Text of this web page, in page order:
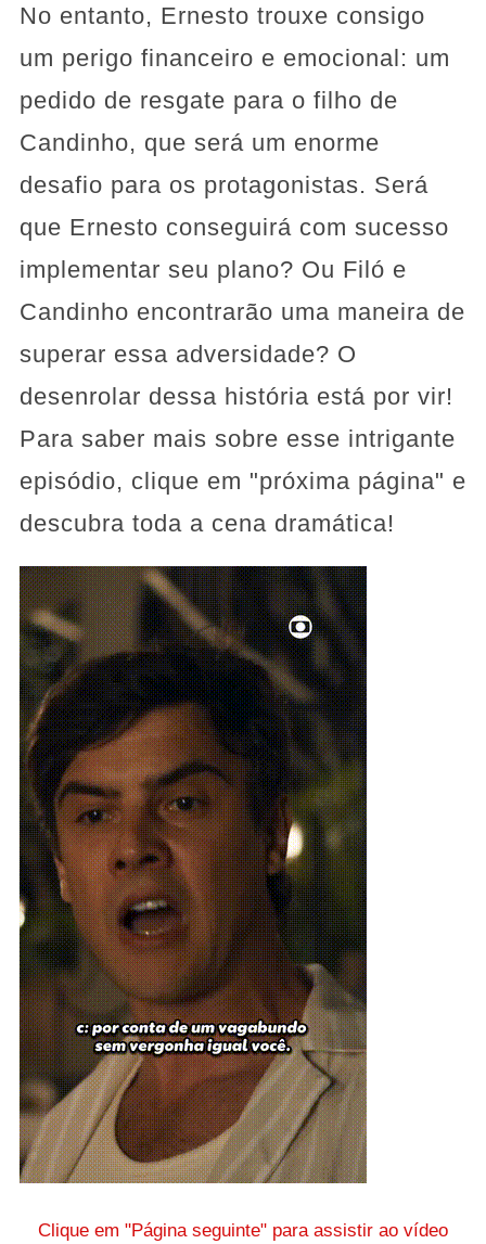
No entanto, Ernesto trouxe consigo
um perigo financeiro e emocional: um
pedido de resgate para o filho de
Candinho, que será um enorme
desafio para os protagonistas. Será
que Ernesto conseguirá com sucesso
implementar seu plano? Ou Filó e
Candinho encontrarão uma maneira de
superar essa adversidade? O
desenrolar dessa história está por vir!
Para saber mais sobre esse intrigante
episódio, clique em "próxima página" e
descubra toda a cena dramática!
Clique em "Página seguinte" para assistir ao vídeo